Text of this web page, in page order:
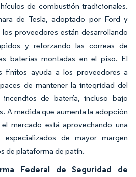
de combustión tradicionales.
de Tesla, adoptado por Ford y
proveedores están desarrollando
y reforzando las correas de
baterías montadas en el piso. El
finitos ayuda a los proveedores a
de mantener la integridad del
de batería, incluso bajo
A medida que aumenta la adopción
mercado está aprovechando una
de mayor margen
de plataforma de patín.
Federal de Seguridad de